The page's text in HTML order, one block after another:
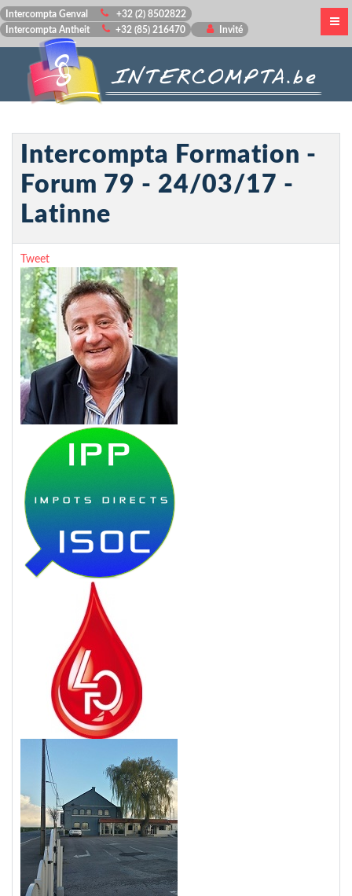
Intercompta Genval
+32 (2) 8502822
Intercompta Antheit
+32 (85) 216470 Invité
Intercompta Formation -
Forum 79 - 24/03/17 -
Latinne
Tweet